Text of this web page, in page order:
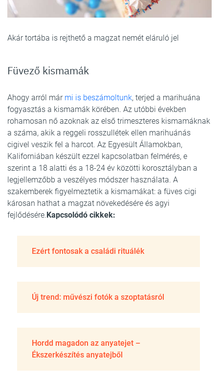
Akár tortába is rejthető a magzat nemét eláruló jel
Füvező kismamák
Ahogy arról már mi is beszámoltunk, terjed a marihuána
fogyasztás a kismamák körében. Az utóbbi években
rohamosan nő azoknak az első trimeszteres kismamáknak
a száma, akik a reggeli rosszullétek ellen marihuánás
cigivel veszik fel a harcot. Az Egyesült Államokban,
Kaliforniában készült ezzel kapcsolatban felmérés, e
szerint a 18 alatti és a 18-24 év közötti korosztályban a
legjellemzőbb a veszélyes módszer használata. A
szakemberek figyelmeztetik a kismamákat: a füves cigi
károsan hathat a magzat növekedésére és agyi
fejlődésére. Kapcsolódó cikkek:
Ezért fontosak a családi rituálék
Új trend: művészi fotók a szoptatásról
Hordd magadon az anyatejet –
Ékszerkészítés anyatejből